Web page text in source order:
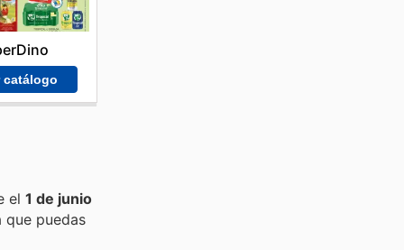
catálogo
el 1 de junio
puedas